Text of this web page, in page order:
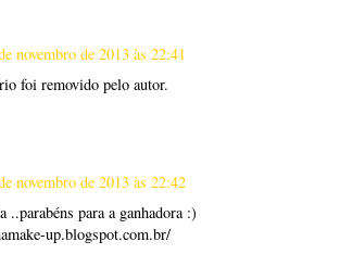
novembro de 2013 às 22:41
foi removido pelo autor.
novembro de 2013 às 22:42
..parabéns para a ganhadora :)
up.blogspot.com.br/